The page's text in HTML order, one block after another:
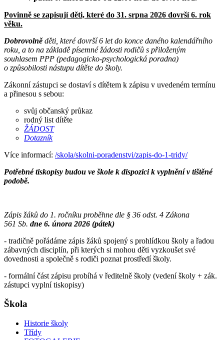
Povinně se zapisují děti, které do 31. srpna 2026 dovrší 6. rok
věku.
Dobrovolněděti, které dovrší 6 let do konce daného kalendářního
roku, a to na základě písemné žádosti rodičů s přiloženým
souhlasem PPP (pedagogicko-psychologická poradna)
o způsobilosti nástupu dítěte do školy.
Zákonní zástupci se dostaví s dítětem k zápisu v uvedeném termínu
a přinesou s sebou:
svůj občanský průkaz
rodný list dítěte
ŽÁDOST
Dotazník
Více informací: /skola/skolni-poradenstvi/zapis-do-1-tridy/
Potřebné tiskopisy budou ve škole k dispozici k vyplnění v tištěné
podobě.
Zápis žáků do 1. ročníku proběhne dle § 36 odst. 4 Zákona
561 Sb. dne 6. února 2026 (pátek)
- tradičně pořádáme zápis žáků spojený s prohlídkou školy a řadou
zábavných disciplín, při kterých si mohou děti vyzkoušet své
dovednosti a společně s rodiči poznat prostředí školy.
- formální část zápisu probíhá v ředitelně školy (vedení školy + zák.
zástupci vyplní tiskopisy)
Škola
Historie školy
Třídy